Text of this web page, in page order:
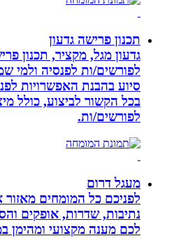
תכנון פרישה גדעון
גדעון מגל, מקציר, תכנון פרישה,
לפורשים/ות לפנסיה ולמי
סיוע בהבנת האפשרויות לפנסיה,
בכל הקשור לביצוע, כולל מיצוי
לפורשים/ות.
מעגל דרום
לפניכם כל המומחים מאזור
נתיבות, שדרות, אופקים
לכם מענה מקצועי ומהימן במגוון